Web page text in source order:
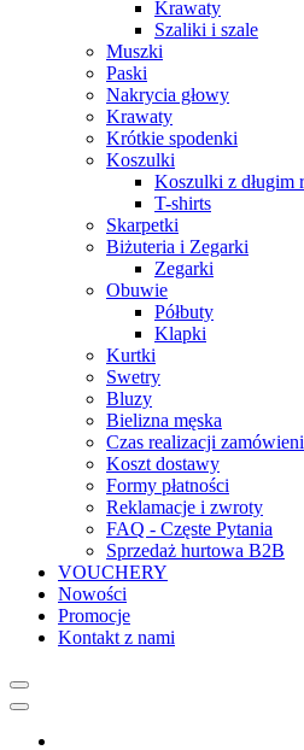
Krawaty
Szaliki i szale
Muszki
Paski
Nakrycia głowy
Krawaty
Krótkie spodenki
Koszulki
Koszulki z długim
T-shirts
Skarpetki
Biżuteria i Zegarki
Zegarki
Obuwie
Półbuty
Klapki
Kurtki
Swetry
Bluzy
Bielizna męska
Czas realizacji
Koszt dostawy
Formy płatności
Reklamacje i zwroty
FAQ - Częste Pytania
Sprzedaż hurtowa B2B
VOUCHERY
Nowości
Promocje
Kontakt z nami